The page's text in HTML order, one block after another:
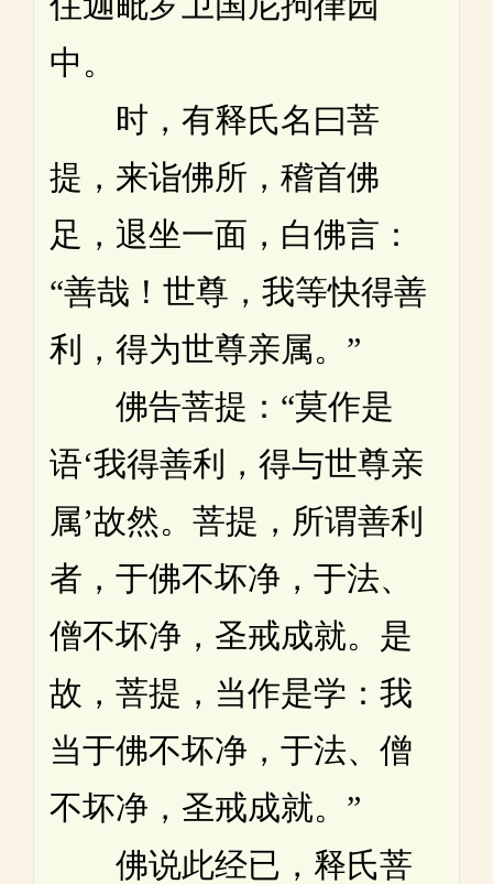
中。
时，有释氏名曰菩
提，来诣佛所，稽首佛
足，退坐一面，白佛言：
“善哉！世尊，我等快得善
利，得为世尊亲属。”
佛告菩提：“莫作是
语‘我得善利，得与世尊亲
属’故然。菩提，所谓善利
者，于佛不坏净，于法、
僧不坏净，圣戒成就。是
故，菩提，当作是学：我
当于佛不坏净，于法、僧
不坏净，圣戒成就。”
佛说此经已，释氏菩